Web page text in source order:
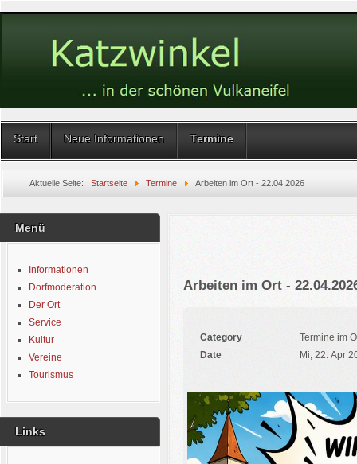
Start Neue Informationen Termine
Aktuelle Seite: Startseite Termine Arbeiten im Ort - 22.04.2026
Menü
Informationen
Dorfmoderation
Der Ort
Service
Kultur
Vereine
Tourismus
Links
Arbeiten im Ort -
Category
Termine im
Date
Mi, 22. Apr